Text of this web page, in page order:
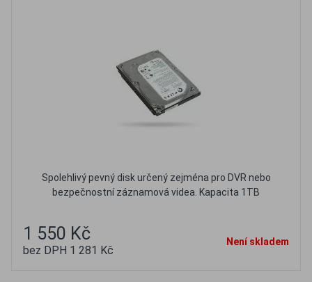
Spolehlivý pevný disk určený zejména pro DVR nebo
bezpečnostní záznamová videa. Kapacita 1TB
1 550 Kč
bez DPH 1 281 Kč
Není skladem